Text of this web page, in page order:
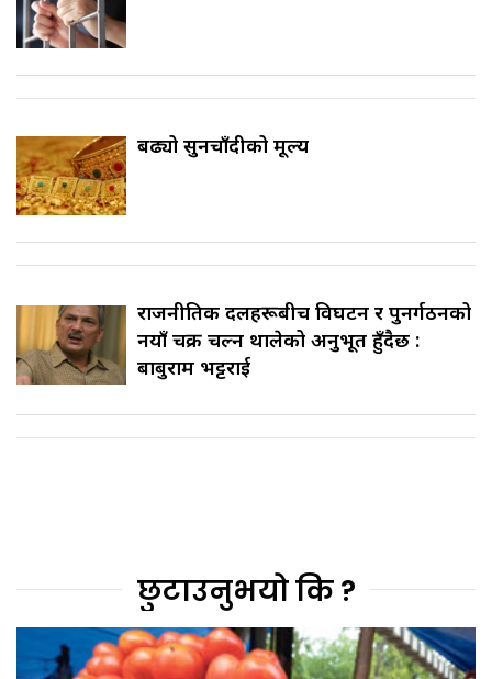
बढ्यो सुनचाँदीको मूल्य
राजनीतिक दलहरूबीच विघटन र पुनर्गठनको
नयाँ चक्र चल्न थालेको अनुभूत हुँदैछ :
बाबुराम भट्टराई
छुटाउनुभयो कि ?